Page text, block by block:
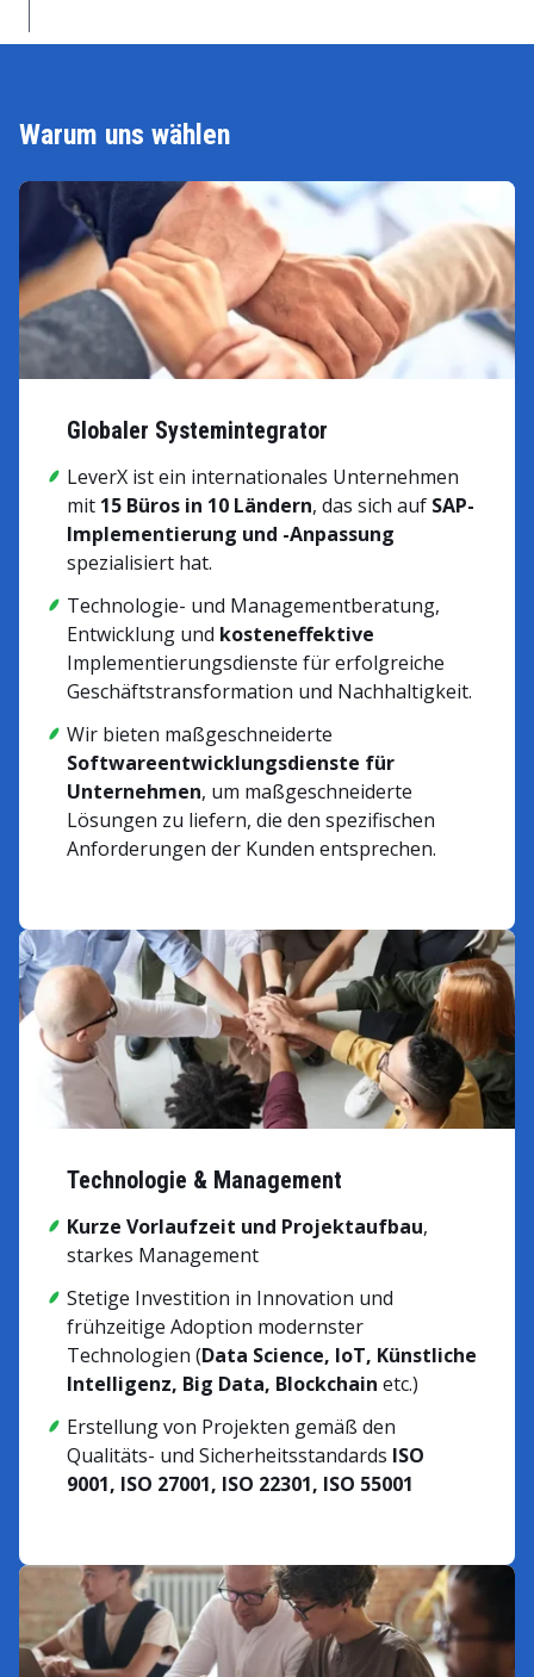
Warum uns wählen
Globaler Systemintegrator
LeverX ist ein internationales Unternehmen
mit 15 Büros in 10 Ländern, das sich auf SAP-
Implementierung und -Anpassung
spezialisiert hat.
Technologie- und Managementberatung,
Entwicklung und kosteneffektive
Implementierungsdienste für erfolgreiche
Geschäftstransformation und Nachhaltigkeit.
Wir bieten maßgeschneiderte
Softwareentwicklungsdienste für
Unternehmen, um maßgeschneiderte
Lösungen zu liefern, die den spezifischen
Anforderungen der Kunden entsprechen.
Technologie & Management
Kurze Vorlaufzeit und Projektaufbau,
starkes Management
Stetige Investition in Innovation und
frühzeitige Adoption modernster
Technologien (Data Science, IoT, Künstliche
Intelligenz, Big Data, Blockchain etc.)
Erstellung von Projekten gemäß den
Qualitäts- und Sicherheitsstandards ISO
9001, ISO 27001, ISO 22301, ISO 55001